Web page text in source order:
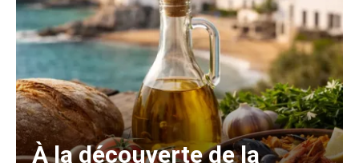
À la découverte de la